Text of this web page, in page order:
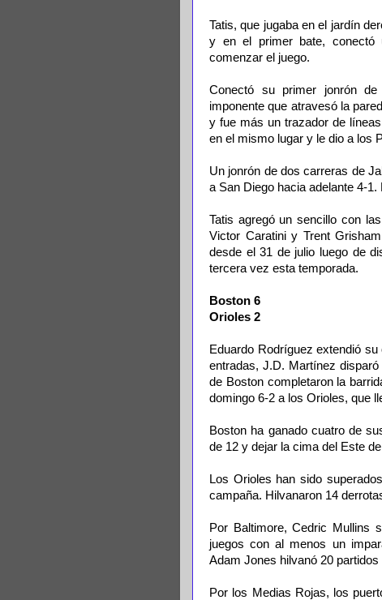
Tatis, que jugaba en el jardín
y en el primer bate, conectó
comenzar el juego.
Conectó su primer jonrón
imponente que atravesó la
y fue más un trazador de
en el mismo lugar y le dio a los
Un jonrón de dos carreras de
a San Diego hacia adelante 4-
Tatis agregó un sencillo con
Victor Caratini y Trent
desde el 31 de julio luego de
tercera vez esta temporada.
Boston 6
Orioles 2
Eduardo Rodríguez extendió
entradas, J.D. Martínez
de Boston completaron la
domingo 6-2 a los Orioles, que
Boston ha ganado cuatro de
de 12 y dejar la cima del Este
Los Orioles han sido
campaña. Hilvanaron 14
Por Baltimore, Cedric Mullins
juegos con al menos un
Adam Jones hilvanó 20 partidos
Por los Medias Rojas, los